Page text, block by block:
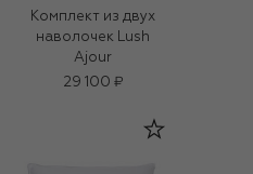
Комплект из двух
наволочек Lush
Ajour
29 100 ₽